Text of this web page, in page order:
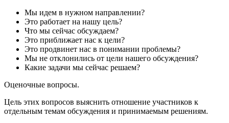
Мы идем в нужном направлении?
Это работает на нашу цель?
Что мы сейчас обсуждаем?
Это приближает нас к цели?
Это продвинет нас в понимании проблемы?
Мы не отклонились от цели нашего обсуждения?
Какие задачи мы сейчас решаем?
Оценочные вопросы.
Цель этих вопросов выяснить отношение участников к
отдельным темам обсуждения и принимаемым решениям.